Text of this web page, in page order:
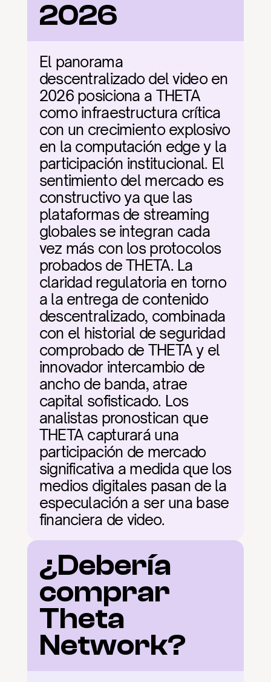
2026
El panorama
descentralizado del video en
2026 posiciona a THETA
como infraestructura crítica
con un crecimiento explosivo
en la computación edge y la
participación institucional. El
sentimiento del mercado es
constructivo ya que las
plataformas de streaming
globales se integran cada
vez más con los protocolos
probados de THETA. La
claridad regulatoria en torno
a la entrega de contenido
descentralizado, combinada
con el historial de seguridad
comprobado de THETA y el
innovador intercambio de
ancho de banda, atrae
capital sofisticado. Los
analistas pronostican que
THETA capturará una
participación de mercado
significativa a medida que los
medios digitales pasan de la
especulación a ser una base
financiera de video.
¿Debería
comprar
Theta
Network?